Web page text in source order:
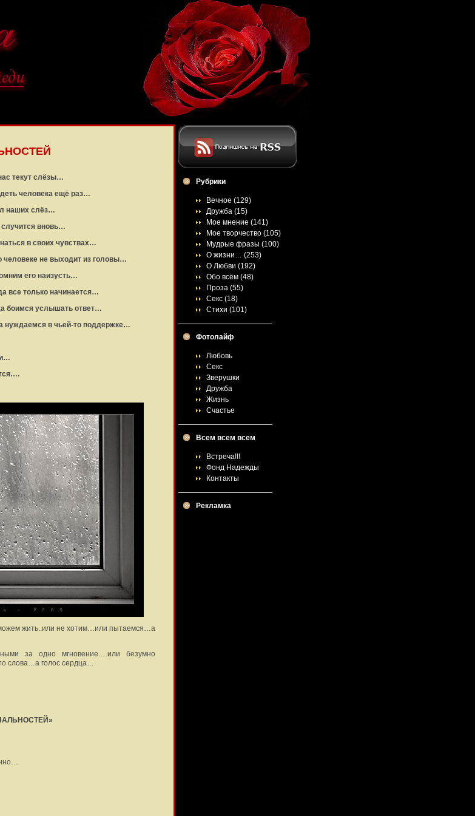
текут слёзы…
человека ещё раз…
наших слёз…
случится вновь…
в своих чувствах…
не выходит из головы…
его наизусть…
все только начинается…
боимся услышать ответ…
нуждаемся в чьей-то поддержке…
жить..или не хотим…или пытаемся…а
за одно мгновение….или безумно
слова…а голос сердца…
Рубрики
Вечное (129)
Дружба (15)
Мое мнение (141)
Мое творчество (105)
Мудрые фразы (100)
О жизни… (253)
О Любви (192)
Обо всём (48)
Проза (55)
Секс (18)
Стихи (101)
Фотолайф
Любовь
Секс
Зверушки
Дружба
Жизнь
Счастье
Всем всем всем
Встреча!!!
Фонд Надежды
Контакты
Рекламка